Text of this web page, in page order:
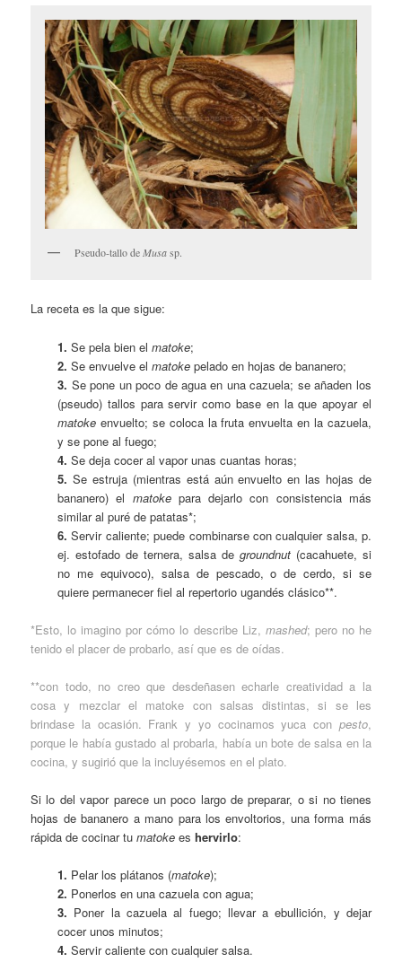
Pseudo-tallo de Musasp.
La receta es la que sigue:
1. Se pela bien elmatoke;
2. Se envuelve elmatoke pelado en hojas de bananero;
3. Se pone un poco de agua en una cazuela; se añaden los
(pseudo) tallos para servir como base en la que apoyar el
matoke envuelto; se coloca la fruta envuelta en la cazuela,
y se pone al fuego;
4. Se deja cocer al vapor unas cuantas horas;
5. Se estruja (mientras está aún envuelto en las hojas de
bananero) el matokepara dejarlo con consistencia más
similar al puré de patatas*;
6. Servir caliente; puede combinarse con cualquier salsa, p.
ej. estofado de ternera, salsa de groundnut(cacahuete, si
no me equivoco), salsa de pescado, o de cerdo, si se
quiere permanecer fiel al repertorio ugandés clásico**.
*Esto, lo imagino por cómo lo describe Liz, mashed; pero no he
tenido el placer de probarlo, así que es de oídas.
**con todo, no creo que desdeñasen echarle creatividad a la
cosa y mezclar el matoke con salsas distintas, si se les
brindase la ocasión. Frank y yo cocinamos yuca con pesto,
porque le había gustado al probarla, había un bote de salsa en la
cocina, y sugirió que la incluyésemos en el plato.
Si lo del vapor parece un poco largo de preparar, o si no tienes
hojas de bananero a mano para los envoltorios, una forma más
rápida de cocinar tumatoke eshervirlo:
1. Pelar los plátanos (matoke);
2. Ponerlos en una cazuela con agua;
3. Poner la cazuela al fuego; llevar a ebullición, y dejar
cocer unos minutos;
4. Servir caliente con cualquier salsa.